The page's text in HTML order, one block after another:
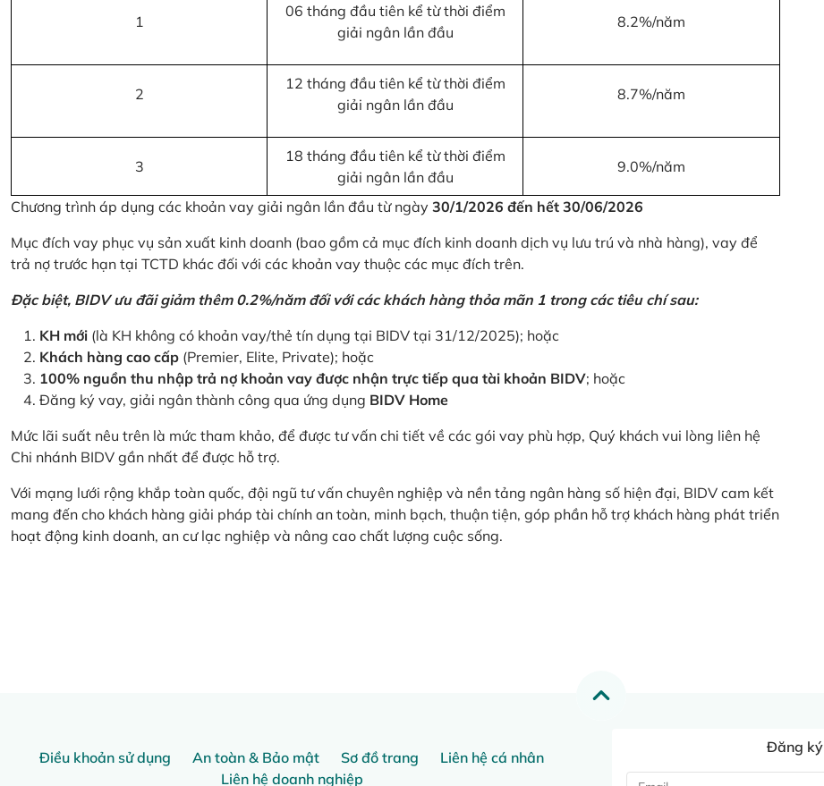
1
06 tháng đầu tiên kể từ thời điểm
giải ngân lần đầu
8.2%/năm
2
12 tháng đầu tiên kể từ thời điểm
giải ngân lần đầu
8.7%/năm
3
18 tháng đầu tiên kể từ thời điểm
giải ngân lần đầu
9.0%/năm
Chương trình áp dụng các khoản vay giải ngân lần đầu từ ngày 30/1/2026 đến hết 30/06/2026
Mục đích vay phục vụ sản xuất kinh doanh (bao gồm cả mục đích kinh doanh dịch vụ lưu trú và nhà hàng), vay để
trả nợ trước hạn tại TCTD khác đối với các khoản vay thuộc các mục đích trên.
Đặc biệt, BIDV ưu đãi giảm thêm 0.2%/năm đối với các khách hàng thỏa mãn 1 trong các tiêu chí sau:
KH mới (là KH không có khoản vay/thẻ tín dụng tại BIDV tại 31/12/2025); hoặc
Khách hàng cao cấp (Premier, Elite, Private); hoặc
100% nguồn thu nhập trả nợ khoản vay được nhận trực tiếp qua tài khoản BIDV; hoặc
Đăng ký vay, giải ngân thành công qua ứng dụng BIDV Home
Mức lãi suất nêu trên là mức tham khảo, để được tư vấn chi tiết về các gói vay phù hợp, Quý khách vui lòng liên hệ
Chi nhánh BIDV gần nhất để được hỗ trợ.
Với mạng lưới rộng khắp toàn quốc, đội ngũ tư vấn chuyên nghiệp và nền tảng ngân hàng số hiện đại, BIDV cam kết
mang đến cho khách hàng giải pháp tài chính an toàn, minh bạch, thuận tiện, góp phần hỗ trợ khách hàng phát triển
hoạt động kinh doanh, an cư lạc nghiệp và nâng cao chất lượng cuộc sống.
Điều khoản sử dụng An toàn & Bảo mật Sơ đồ trang
Liên hệ cá nhân
Liên hệ doanh nghiệp
Đăng ký